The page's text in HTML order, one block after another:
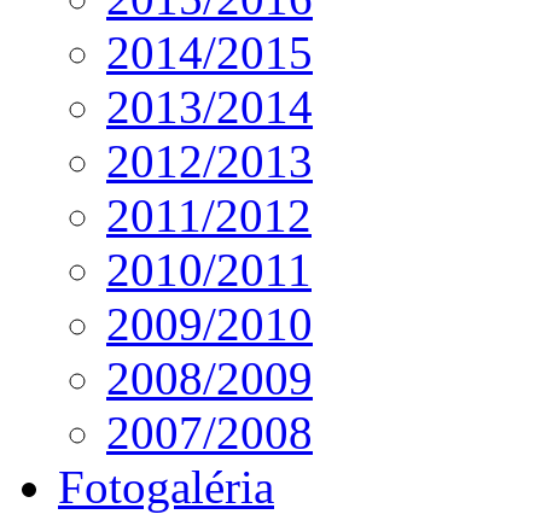
2014/2015
2013/2014
2012/2013
2011/2012
2010/2011
2009/2010
2008/2009
2007/2008
Fotogaléria